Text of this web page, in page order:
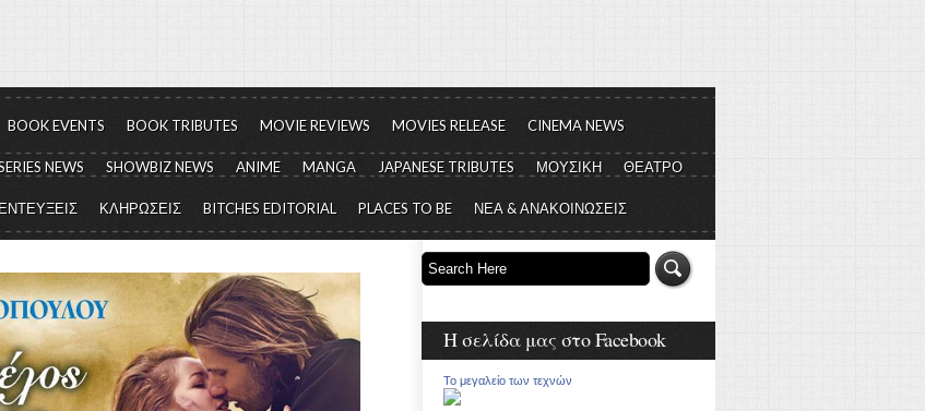
BOOK EVENTS BOOK TRIBUTES MOVIE REVIEWS MOVIES RELEASE CINEMA NEWS
NEWS SHOWBIZ NEWS ANIME MANGA JAPANESE TRIBUTES ΜΟΥΣΙΚΗ ΘΕΑΤΡΟ
ΚΛΗΡΩΣΕΙΣ BITCHES EDITORIAL PLACES TO BE ΝΕΑ & ΑΝΑΚΟΙΝΩΣΕΙΣ
Η σελίδα μας στο Facebook
Το μεγαλείο των τεχνών